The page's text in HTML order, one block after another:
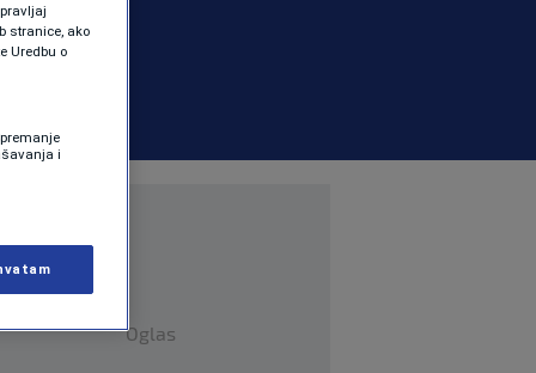
Oglas
stranice, ako
Uredbu o
i